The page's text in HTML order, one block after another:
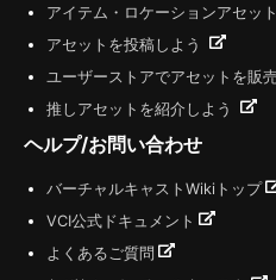
アイテム・ロケーションアセッ
アセットを投稿しよう
ユーザーストアでアセットを販
推しアセットを紹介しよう
ヘルプ/お問い合わせ
バーチャルキャストWikiトップ
VCI公式ドキュメント
よくあるご質問